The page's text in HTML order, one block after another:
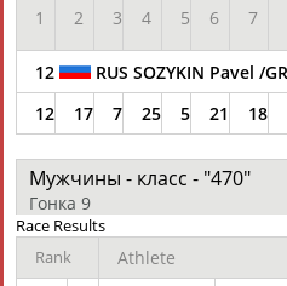
1 2 3 4 5 6 7
12
RUS SOZYKIN Pavel /
12
17 7 25 5 21 18
Мужчины - класс - "470"
Гонка 9
Race Results
Rank
Athlete